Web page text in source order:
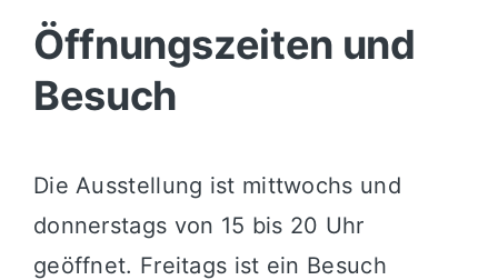
Öffnungszeiten und
Besuch
Die Ausstellung ist mittwochs und
donnerstags von 15 bis 20 Uhr
geöffnet. Freitags ist ein Besuch